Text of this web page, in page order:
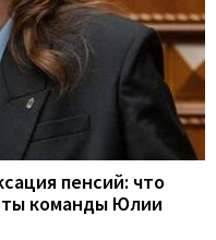
пенсий: что
команды Юлии